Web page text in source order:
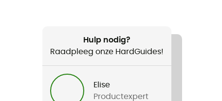
Hulp nodig?
Raadpleeg onze HardGuides!
Elise
Productexpert